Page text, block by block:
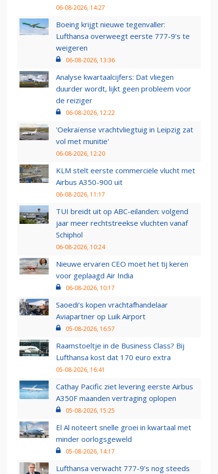
06-08-2026, 14:27
Boeing krijgt nieuwe tegenvaller:
Lufthansa overweegt eerste 777-9’s te
weigeren
06-08-2026, 13:36
Analyse kwartaalcijfers: Dat vliegen
duurder wordt, lijkt geen probleem voor
de reiziger
06-08-2026, 12:22
'Oekraïense vrachtvliegtuig in Leipzig zat
vol met munitie'
06-08-2026, 12:20
KLM stelt eerste commerciële vlucht met
Airbus A350-900 uit
06-08-2026, 11:17
TUI breidt uit op ABC-eilanden: volgend
jaar meer rechtstreekse vluchten vanaf
Schiphol
06-08-2026, 10:24
Nieuwe ervaren CEO moet het tij keren
voor geplaagd Air India
06-08-2026, 10:17
Saoedi’s kopen vrachtafhandelaar
Aviapartner op Luik Airport
05-08-2026, 16:57
Raamstoeltje in de Business Class? Bij
Lufthansa kost dat 170 euro extra
05-08-2026, 16:41
Cathay Pacific ziet levering eerste Airbus
A350F maanden vertraging oplopen
05-08-2026, 15:25
El Al noteert snelle groei in kwartaal met
minder oorlogsgeweld
05-08-2026, 14:17
Lufthansa verwacht 777-9’s nog steeds